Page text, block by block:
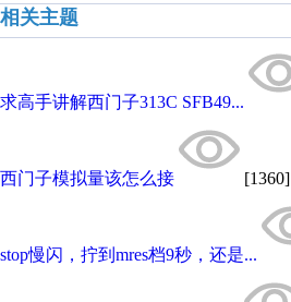
相关主题
求高手讲解西门子313C SFB49...
西门子模拟量该怎么接 [1360]
stop慢闪，拧到mres档9秒，还是...